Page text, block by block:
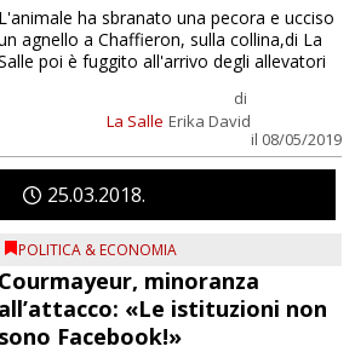
La Salle
di
Erika David
il 08/05/2019
L'animale ha sbranato una pecora e ucciso
agnello a Chaffieron, sulla collina,di La
poi è fuggito all'arrivo degli allevatori
2503 2018
POLITICA & ECONOMIA
Courmayeur, minoranza
all’attacco: «Le istituzioni non
sono Facebook!»